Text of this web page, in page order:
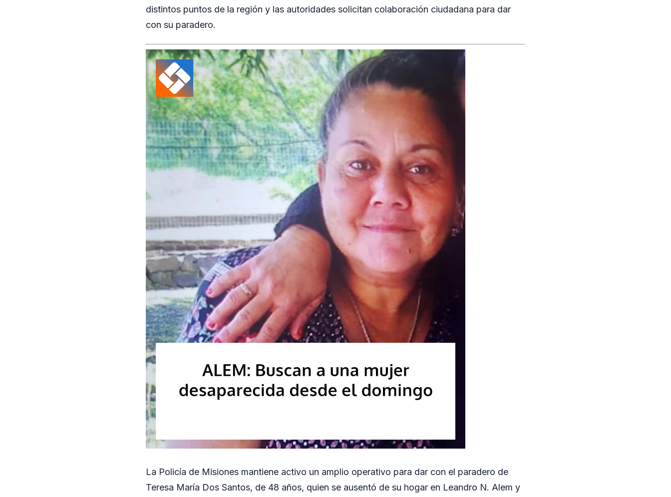
distintos puntos de la región y las autoridades solicitan colaboración ciudadana para dar
con su paradero.
La Policía de Misiones mantiene activo un amplio operativo para dar con el paradero de
Teresa María Dos Santos, de 48 años, quien se ausentó de su hogar en Leandro N. Alem y